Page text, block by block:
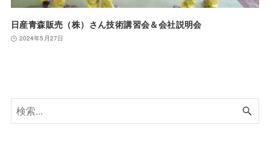
日産青森販売（株）さん技術講習会＆会社説明会
2024年5月27日